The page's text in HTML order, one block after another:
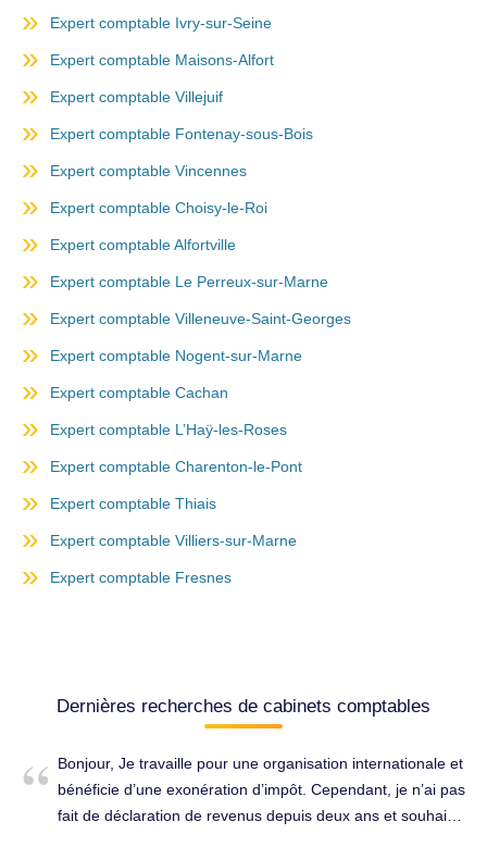
Expert comptable Ivry-sur-Seine
Expert comptable Maisons-Alfort
Expert comptable Villejuif
Expert comptable Fontenay-sous-Bois
Expert comptable Vincennes
Expert comptable Choisy-le-Roi
Expert comptable Alfortville
Expert comptable Le Perreux-sur-Marne
Expert comptable Villeneuve-Saint-Georges
Expert comptable Nogent-sur-Marne
Expert comptable Cachan
Expert comptable L’Haÿ-les-Roses
Expert comptable Charenton-le-Pont
Expert comptable Thiais
Expert comptable Villiers-sur-Marne
Expert comptable Fresnes
Dernières recherches de cabinets comptables
Bonjour, Je travaille pour une organisation internationale et
bénéficie d’une exonération d’impôt. Cependant, je n’ai pas
fait de déclaration de revenus depuis deux ans et souhaite